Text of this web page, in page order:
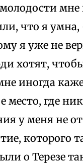
что я умна,
я уже не
хотят,
иногда
место, где
у меня не
которого
о Терезе